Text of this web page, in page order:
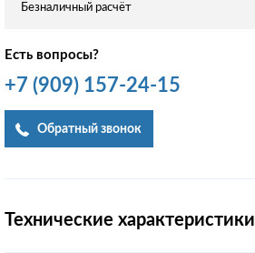
Безналичный расчёт
Есть вопросы?
+7 (909) 157-24-15
Обратный звонок
Технические характеристики